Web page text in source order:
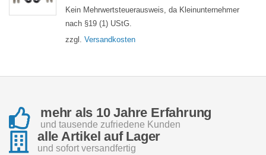
Preis
war:
48,90 €
Preis
ist:
39,90 €.
Kein Mehrwertsteuerausweis, da Kleinunternehmer
nach §19 (1) UStG.
zzgl. Versandkosten
mehr als 10 Jahre Erfahrung
und tausende zufriedene Kunden
alle Artikel auf Lager
und sofort versandfertig